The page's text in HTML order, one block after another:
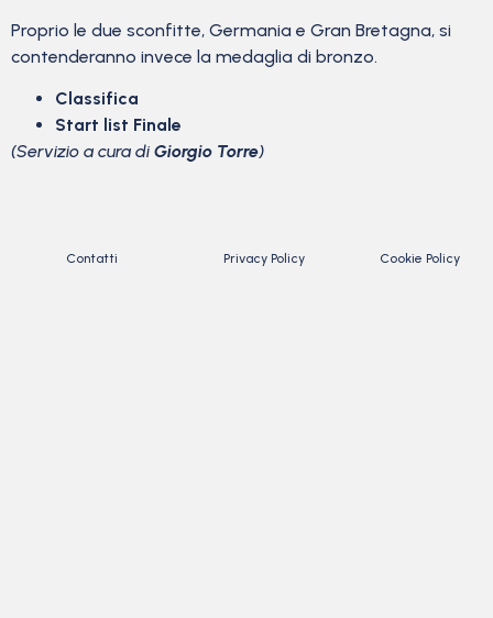
Proprio le due sconfitte, Germania e Gran Bretagna, si
contenderanno invece la medaglia di bronzo.
Classifica
Start list Finale
(Servizio a cura di Giorgio Torre)
Contatti Privacy Policy Cookie Policy